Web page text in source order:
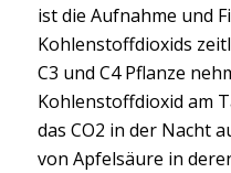
ist die Aufnahme und
Kohlenstoffdioxids
C3 und C4 Pflanze
Kohlenstoffdioxid am
das CO2 in der Nacht
von Apfelsäure in